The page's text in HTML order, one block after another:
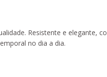
Resistente e elegante,
no dia a dia.